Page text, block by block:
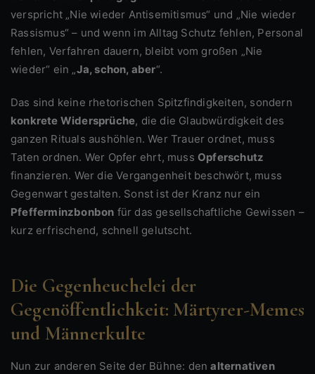
verspricht „Nie wieder Antisemitismus“ und „Nie wieder
Rassismus“ – und wenn im Alltag Schutz fehlen, Personal
fehlen, Verfahren dauern, bleibt vom großen „Nie
wieder“ ein „Ja, schon, aber“.
Das sind keine rhetorischen Spitzfindigkeiten, sondern
konkrete Widersprüche, die die Glaubwürdigkeit des
ganzen Rituals aushöhlen. Wer Trauer ordnet, muss
Taten ordnen. Wer Opfer ehrt, muss Opferschutz
finanzieren. Wer die Vergangenheit beschwört, muss
Gegenwart gestalten. Sonst ist der Kranz nur ein
Pfefferminzbonbon für das gesellschaftliche Gewissen –
kurz erfrischend, schnell gelutscht.
Die Gegenheuchelei der
Gegenöffentlichkeit: Märtyrer-Memes
und Männerkulte
Nun zur anderen Seite der Bühne: denalternativen